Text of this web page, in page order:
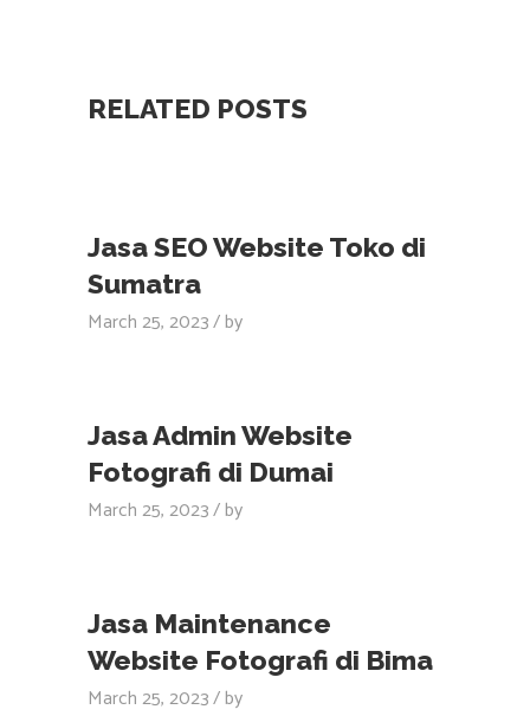
RELATED POSTS
Jasa SEO Website Toko di
Sumatra
March 25, 2023 by
Jasa Admin Website
Fotografi di Dumai
March 25, 2023 by
Jasa Maintenance
Website Fotografi di Bima
March 25, 2023 by